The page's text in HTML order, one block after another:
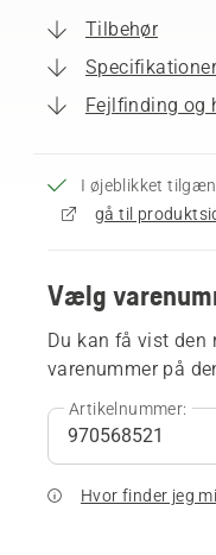
Tilbehør
Specifikationer
Fejlfinding og
I øjeblikket
gå til
Vælg
Du kan få vist
varenummer på
Artikelnummer:
Hvor finder jeg